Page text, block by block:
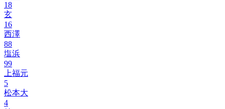
18
玄
16
西澤
88
塩浜
99
上福元
5
松本大
4